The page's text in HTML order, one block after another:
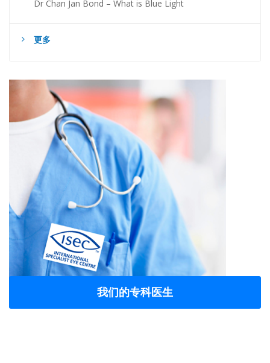
Dr Chan Jan Bond – What is Blue Light
更多
我们的专科医生